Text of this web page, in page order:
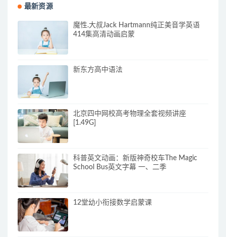
最新资源
魔性.大叔Jack Hartmann纯正美音学英语
414集高清动画启蒙
新东方高中语法
北京四中网校高考物理全套视频讲座
[1.49G]
科普英文动画：新版神奇校车The Magic
School Bus英文字幕 一、二季
12堂幼小衔接数学启蒙课